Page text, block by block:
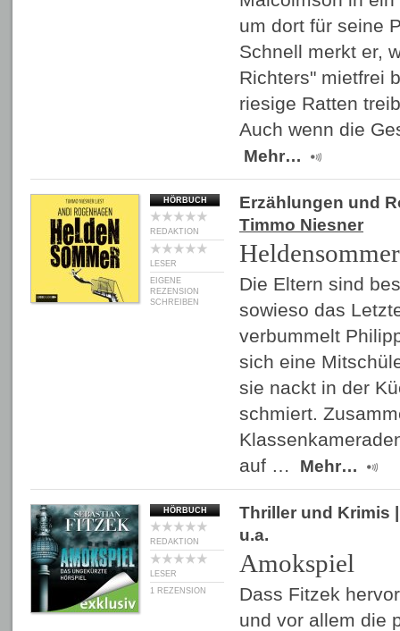
um dort für seine
Schnell merkt er,
Richters" mietfrei
riesige Ratten
Auch wenn die
Mehr…
HÖRBUCH
REDAKTION
LESER
EIGENE
REZENSION
SCHREIBEN
Erzählungen und
Timmo Niesner
Heldensommer
Die Eltern sind
sowieso das
verbummelt
sich eine
sie nackt in der
schmiert.
auf …
Mehr…
HÖRBUCH
REDAKTION
LESER
1 REZENSION
Thriller und Krimis
u.a.
Amokspiel
Dass Fitzek
und vor allem die